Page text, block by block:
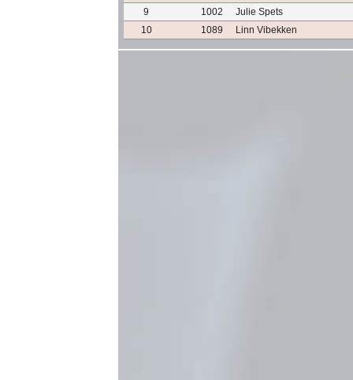
9
1002
Julie Spets
10
1089 Linn Vibekken